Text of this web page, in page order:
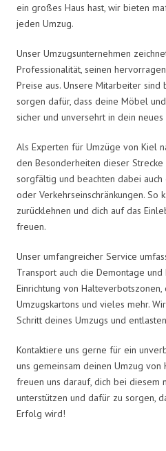
ein großes Haus hast, wir bieten
jeden Umzug.
Unser Umzugsunternehmen
Professionalität, seinen
Preise aus. Unsere Mitarbeiter sind
sorgen dafür, dass deine Möbel
sicher und unversehrt in dein
Als Experten für Umzüge von Kiel
den Besonderheiten dieser Strecke
sorgfältig und beachten dabei
oder Verkehrseinschränkungen. So
zurücklehnen und dich auf das
freuen.
Unser umfangreicher Service
Transport auch die Demontage
Einrichtung von
Umzugskartons und vieles mehr.
Schritt deines Umzugs und
Kontaktiere uns gerne für ein
uns gemeinsam deinen Umzug von
freuen uns darauf, dich bei diesem
unterstützen und dafür zu sorgen,
Erfolg wird!